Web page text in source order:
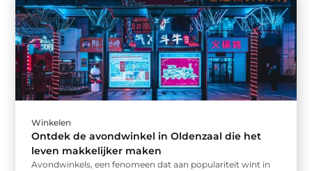
Winkelen
Ontdek de avondwinkel in Oldenzaal die het
leven makkelijker maken
Avondwinkels, een fenomeen dat aan populariteit wint in